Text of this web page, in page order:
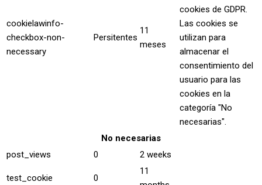
cookielawinfo-
checkbox-non-
necessary
Persitentes
11
meses
cookies de GDPR.
Las cookies se
utilizan para
almacenar el
consentimiento del
usuario para las
cookies en la
categoría "No
necesarias".
No necesarias
post_views
0 2 weeks
test_cookie 0
11